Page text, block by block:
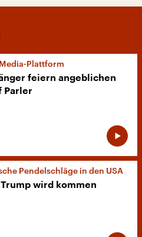
Plattform
feiern angeblichen
Parler
Pendelschläge in den USA
wird kommen